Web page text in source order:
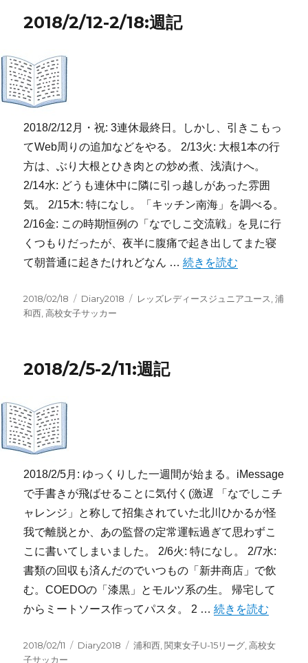
2018/2/12-2/18:週記
2018/2/12月・祝: 3連休最終日。しかし、引きこもっ
てWeb周りの追加などをやる。 2/13火: 大根1本の行
方は、ぶり大根とひき肉との炒め煮、浅漬けへ。
2/14水: どうも連休中に隣に引っ越しがあった雰囲
気。 2/15木: 特になし。「キッチン南海」を調べる。
2/16金: この時期恒例の「なでしこ交流戦」を見に行
くつもりだったが、夜半に腹痛で起き出してまた寝
て朝普通に起きたけれどなん …“2018/2/12-2/18:週記” の
続きを読む
投
稿
2018/02/18
カ
テ
Diary2018
タ
レッズレディースジュニアユース ,浦
和西 ,高校女子サッカー
2018/2/5-2/11:週記
2018/2/5月: ゆっくりした一週間が始まる。iMessage
で手書きが飛ばせることに気付く(激遅 「なでしこチ
ャレンジ」と称して招集されていた北川ひかるが怪
我で離脱とか、あの監督の定常運転過ぎて思わずこ
こに書いてしまいました。 2/6火: 特になし。 2/7水:
書類の回収も済んだのでいつもの「新井商店」で飲
む。COEDOの「漆黒」とモルツ系の生。 帰宅して
からミートソース作ってパスタ。 2 …“2018/2/5-2/11:週
続きを読む
投
稿
2018/02/11
カ
Diary2018
タ
浦和西 ,関東女子U-15リーグ ,高校女
子サッカー